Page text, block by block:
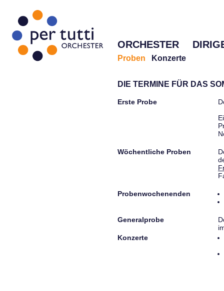
ORCHESTER
Proben Konzerte
DIE TERMINE FÜR DAS
Erste Probe
Wöchentliche Proben
Probenwochenenden
Generalprobe
Konzerte